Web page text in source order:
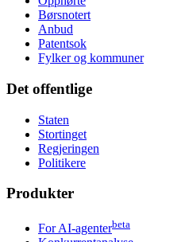
Børsnotert
Anbud
Patentsok
Fylker og kommuner
Det offentlige
Staten
Stortinget
Regjeringen
Politikere
Produkter
For AI-agenterbeta